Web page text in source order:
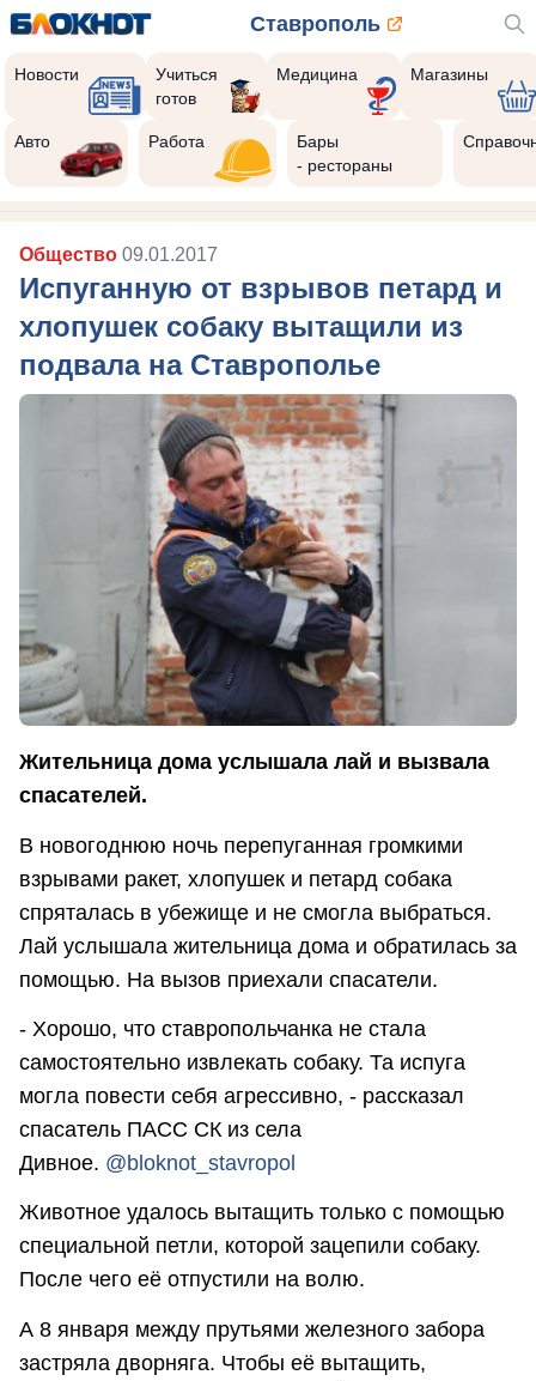
Ставрополь
Новости
Учиться
готов
Медицина Магазины
Авто Работа
Бары
- рестораны
Общество 09.01.2017
Испуганную от взрывов петард и
хлопушек собаку вытащили из
подвала на Ставрополье
Жительница дома услышала лай и вызвала
спасателей.
В новогоднюю ночь перепуганная громкими
взрывами ракет, хлопушек и петард собака
спряталась в убежище и не смогла выбраться.
Лай услышала жительница дома и обратилась за
помощью. На вызов приехали спасатели.
- Хорошо, что ставропольчанка не стала
самостоятельно извлекать собаку. Та испуга
могла повести себя агрессивно, - рассказал
спасатель ПАСС СК из села
Дивное. @bloknot_stavropol
Животное удалось вытащить только с помощью
специальной петли, которой зацепили собаку.
После чего её отпустили на волю.
А 8 января между прутьями железного забора
застряла дворняга. Чтобы её вытащить,